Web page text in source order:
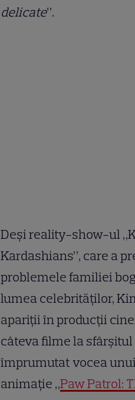
delicate”.
Deși reality-show-ul
Kardashians”, care a
problemele familiei
lumea celebrităților,
apariții în producții
câteva filme la
împrumutat vocea
animaţie „Paw Patrol: